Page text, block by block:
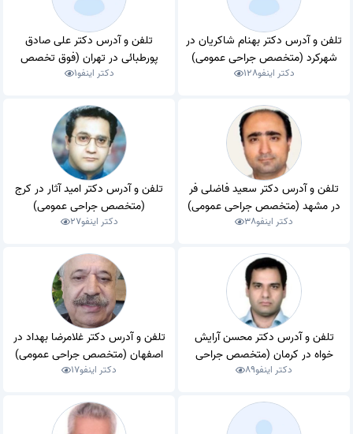
تلفن و آدرس دکتر بهنام شاکریان در
شهرکرد (متخصص جراحی عمومی)
دکتر اینفو128
تلفن و آدرس دکتر علی صادق
پورطبائی در تهران (فوق تخصص
جراحی قلب و عروق)
دکتر اینفو1
تلفن و آدرس دکتر سعید فاضلی فر
در مشهد (متخصص جراحی عمومی)
دکتر اینفو38
تلفن و آدرس دکتر امید آثار در کرج
(متخصص جراحی عمومی)
دکتر اینفو27
تلفن و آدرس دکتر محسن آرایش
خواه در کرمان (متخصص جراحی
عمومی)
دکتر اینفو89
تلفن و آدرس دکتر غلامرضا بهداد در
اصفهان (متخصص جراحی عمومی)
دکتر اینفو17